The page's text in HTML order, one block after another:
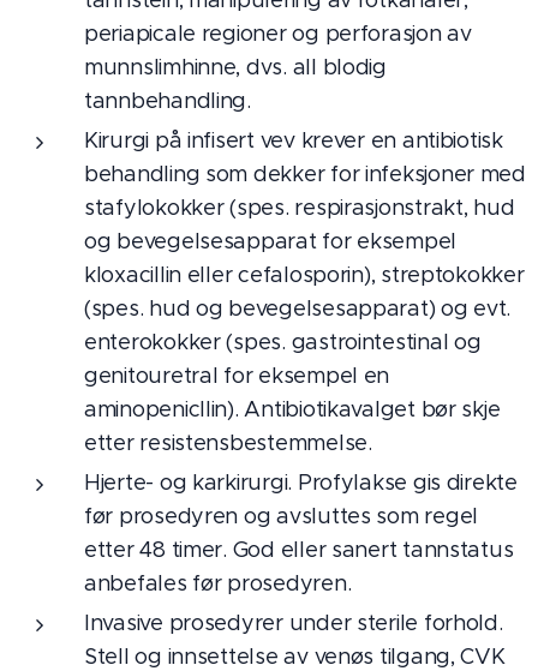
periapicale regioner og perforasjon av
munnslimhinne, dvs. all blodig
tannbehandling.
Kirurgi på infisert vev krever en antibiotisk
behandling som dekker for infeksjoner med
stafylokokker (spes. respirasjonstrakt, hud
og bevegelsesapparat for eksempel
kloxacillin eller cefalosporin), streptokokker
(spes. hud og bevegelsesapparat) og evt.
enterokokker (spes. gastrointestinal og
genitouretral for eksempel en
aminopenicllin). Antibiotikavalget bør skje
etter resistensbestemmelse.
Hjerte- og karkirurgi. Profylakse gis direkte
før prosedyren og avsluttes som regel
etter 48 timer. God eller sanert tannstatus
anbefales før prosedyren.
Invasive prosedyrer under sterile forhold.
Stell og innsettelse av venøs tilgang, CVK